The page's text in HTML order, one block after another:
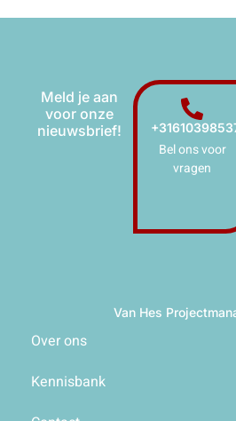
Meld je aan
voor onze
nieuwsbrief!
Bel ons voor
vragen
Van Hes
Over ons
Kennisbank